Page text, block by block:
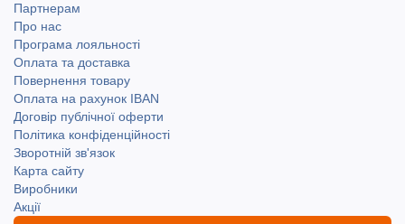
Партнерам
Про нас
Програма лояльності
Оплата та доставка
Повернення товару
Оплата на рахунок IBAN
Договір публічної оферти
Політика конфіденційності
Зворотній зв'язок
Карта сайту
Виробники
Акції